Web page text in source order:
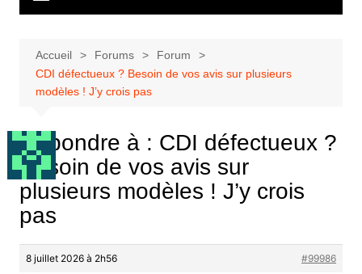
Accueil Forums
Forum
CDI défectueux ? Besoin de vos avis sur plusieurs
modèles ! J’y crois pas
Répondre à : CDI défectueux ?
Besoin de vos avis sur
plusieurs modèles ! J’y crois
pas
8 juillet 2026 à 2h56
#99986